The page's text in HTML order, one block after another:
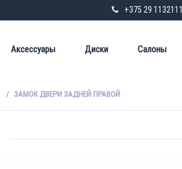
+375 29 1132111
Аксессуары Диски Салоны
ЗАМОК ДВЕРИ ЗАДНЕЙ ПРАВОЙ